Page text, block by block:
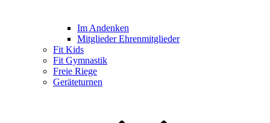
Im Andenken
Mitglieder Ehrenmitglieder
Fit Kids
Fit Gymnastik
Freie Riege
Geräteturnen